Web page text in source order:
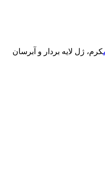
کرم، ژل لایه بردار و آبرسان